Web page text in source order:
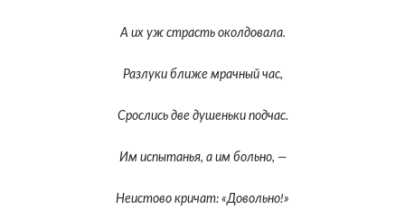
А их уж страсть околдовала.
Разлуки ближе мрачный час,
Срослись две душеньки подчас.
Им испытанья, а им больно, —
Неистово кричат: «Довольно!»